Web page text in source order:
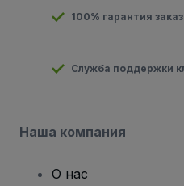
100% гарантия
Служба поддержки
Наша компания
О нас